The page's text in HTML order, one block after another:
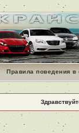
Правила поведения